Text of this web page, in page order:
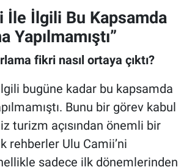
İle İlgili Bu Kapsamda
Yapılmamıştı”
fikri nasıl ortaya çıktı?
bugüne kadar bu kapsamda
Bunu bir görev kabul
turizm açısından önemli bir
rehberler Ulu Camii’ni
sadece ilk dönemlerinden